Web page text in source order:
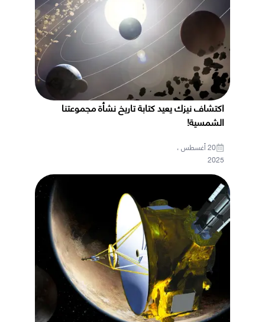
اكتشاف نيزك يعيد كتابة تاريخ نشأة مجموعتنا
الشمسية!
20 أغسطس ،
2025